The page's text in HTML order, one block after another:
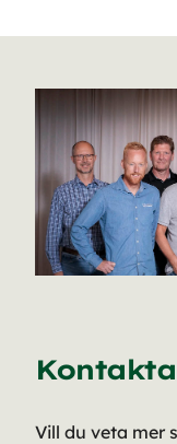
Vill du veta mer